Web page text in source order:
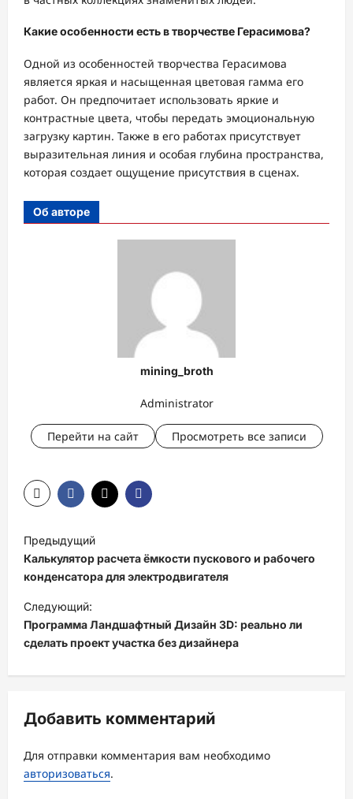
Какие особенности есть в творчестве Герасимова?
Одной из особенностей творчества Герасимова
является яркая и насыщенная цветовая гамма его
работ. Он предпочитает использовать яркие и
контрастные цвета, чтобы передать эмоциональную
загрузку картин. Также в его работах присутствует
выразительная линия и особая глубина пространства,
которая создает ощущение присутствия в сценах.
Об авторе
mining_broth
Administrator
Перейти на сайт Просмотреть все записи
а
в
и
г
а
ц
я
з
а
Предыдущий
Калькулятор расчета ёмкости пускового и рабочего
конденсатора для электродвигателя
Следующий:
Программа Ландшафтный Дизайн 3D: реально ли
сделать проект участка без дизайнера
Добавить комментарий
Для отправки комментария вам необходимо
авторизоваться.